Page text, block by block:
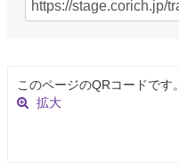
このページのQRコードです。
拡大